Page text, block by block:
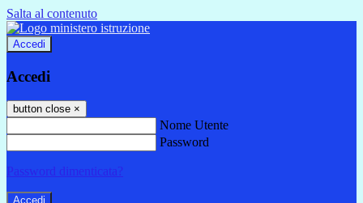
Salta al contenuto
Accedi
Accedi
button close ×
Nome Utente
Password
Password dimenticata?